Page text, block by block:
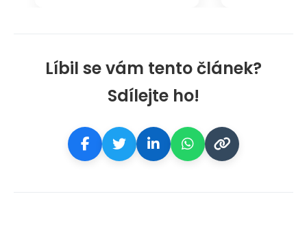
Líbil se vám tento článek?
Sdílejte ho!